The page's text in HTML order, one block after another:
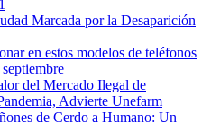
Marcada por la Desaparición
en estos modelos de teléfonos
del Mercado Ilegal de
Advierte Unefarm
de Cerdo a Humano: Un